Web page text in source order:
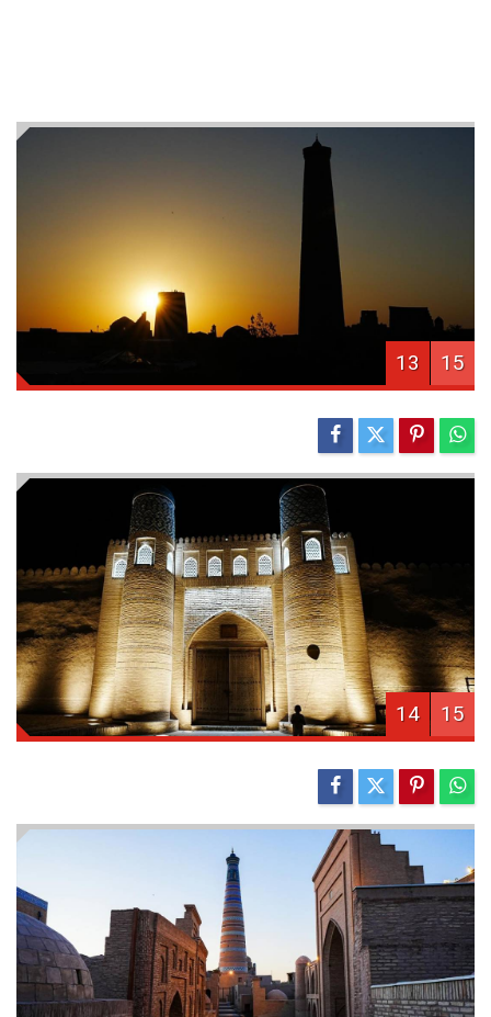
13 15
14 15